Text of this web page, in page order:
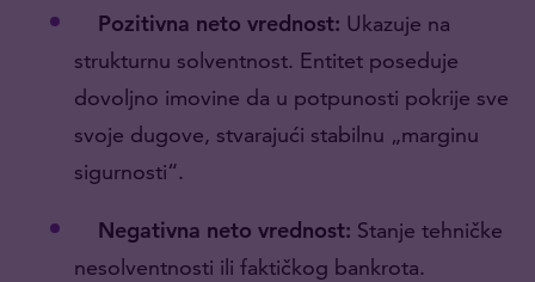
Pozitivna neto vrednost: Ukazuje na
strukturnu solventnost. Entitet poseduje
dovoljno imovine da u potpunosti pokrije sve
svoje dugove, stvarajući stabilnu „marginu
sigurnosti“.
Negativna neto vrednost: Stanje tehničke
nesolventnosti ili faktičkog bankrota.